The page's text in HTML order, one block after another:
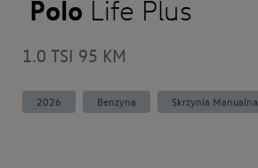
Polo Life Plus
1.0 TSI 95 KM
2026 Benzyna Skrzynia Manualna